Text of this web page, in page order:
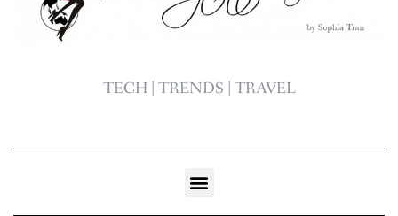
TECH | TRENDS | TRAVEL